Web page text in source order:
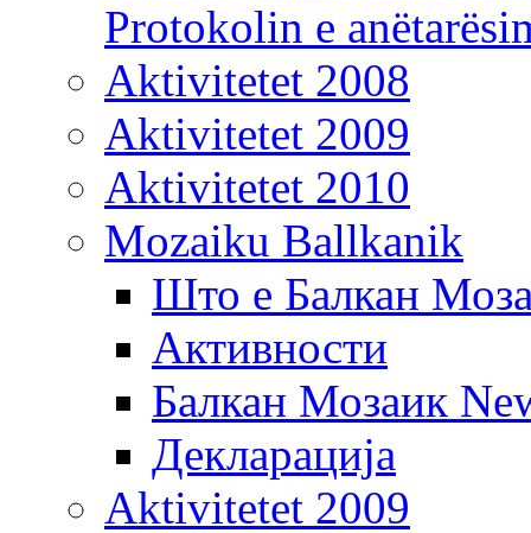
Protokolin e
Aktivitetet 2008
Aktivitetet 2009
Aktivitetet 2010
Mozaiku Ballkanik
Што е Балкан
Активности
Балкан Мозаик
Декларација
Aktivitetet 2009